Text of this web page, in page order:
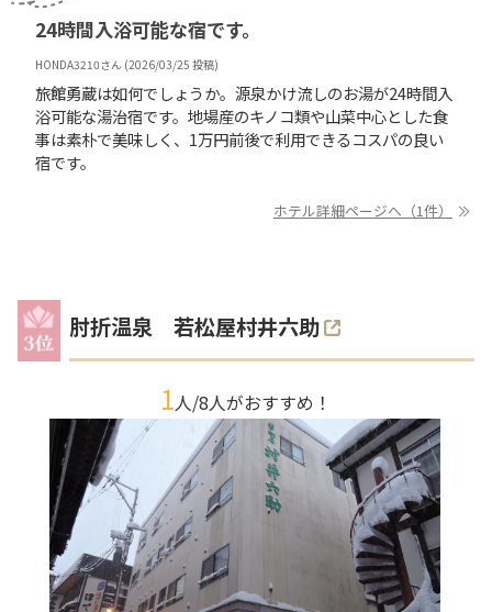
24時間入浴可能な宿です。
HONDA3210さん (2026/03/25 投稿)
旅館勇蔵は如何でしょうか。源泉かけ流しのお湯が24時間入
浴可能な湯治宿です。地場産のキノコ類や山菜中心とした食
事は素朴で美味しく、1万円前後で利用できるコスパの良い
宿です。
ホテル詳細ページへ（1件）
肘折温泉 若松屋村井六助
1人/8人がおすすめ！